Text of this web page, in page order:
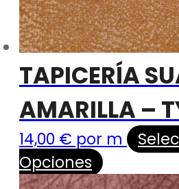
TAPICERÍA
AMARILLA –
14,00 € por m
Opciones